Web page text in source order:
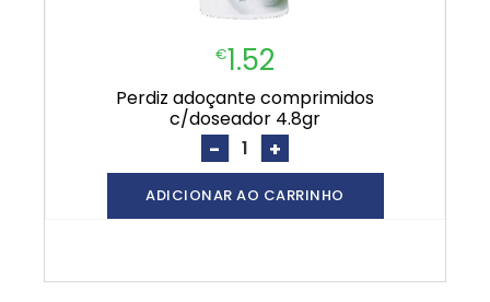
€1.52
perdiz adoçante comprimidos
c/doseador 4.8gr
- +
ADICIONAR AO CARRINHO